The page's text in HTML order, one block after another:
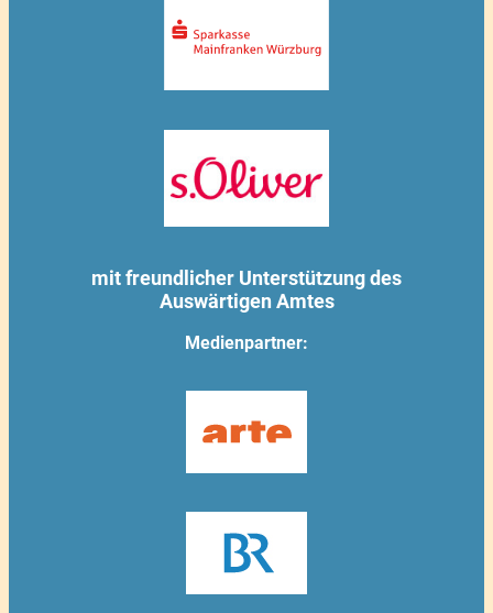
mit freundlicher Unterstützung des
Auswärtigen Amtes
Medienpartner: